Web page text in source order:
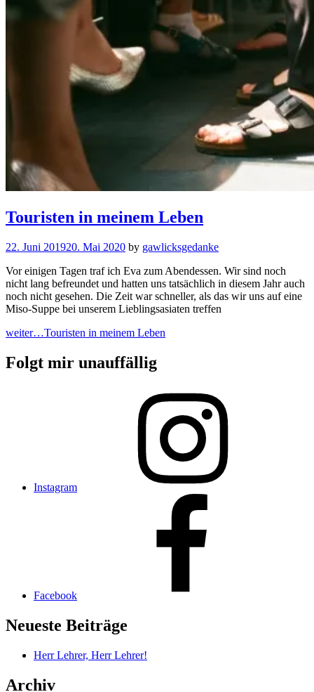
Touristen in meinem Leben
22. Juni 201920. Mai 2020 by gawlicksgedanke
Vor einigen Tagen traf ich Eva zum Abendessen. Wir sind noch
nicht lang befreundet und hatten uns tatsächlich in diesem Jahr auch
noch nicht gesehen. Die Zeit war schneller, als das wir uns auf eine
Miso-Suppe bei unserem Lieblingsasiaten treffen
weiter…Touristen in meinem Leben
Folgt mir unauffällig
Instagram
Facebook
Neueste Beiträge
Herr Lehrer, Herr Lehrer!
Archiv